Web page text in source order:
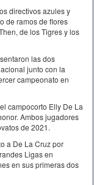
directivos azules y
de ramos de flores
de los Tigres y los
las dos
junto con la
campeonato en
campocorto Elly De La
Ambos jugadores
de 2021.
a De La Cruz por
Ligas en
en sus primeras dos